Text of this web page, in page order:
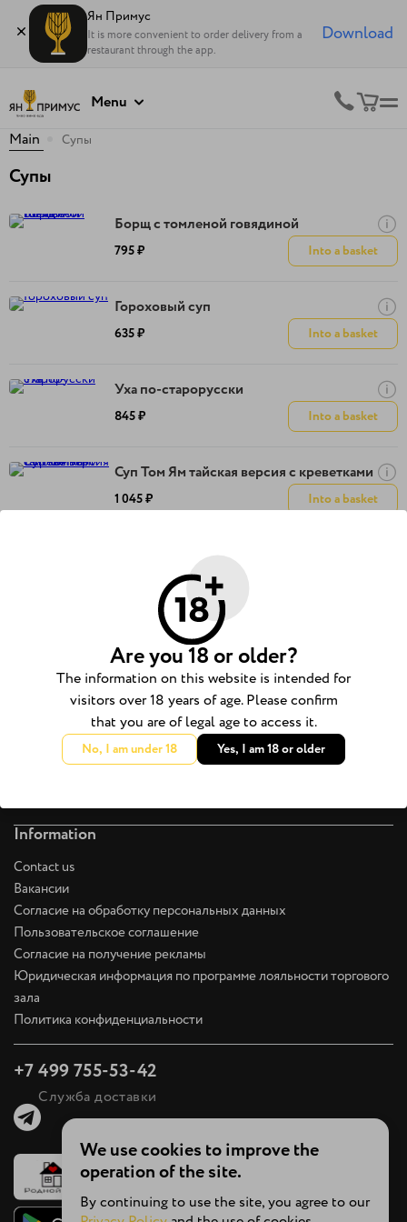
Ян Примус
It is more convenient to order delivery from a
restaurant through the app.
Download
Menu
Main
Супы
Супы
Борщ с томленой говядиной
795 ₽ Into a basket
Гороховый суп
635 ₽ Into a basket
Уха по-старорусски
845 ₽ Into a basket
Суп Том Ям тайская версия с креветками
1 045 ₽ Into a basket
Суп Том Ям с морепродуктами,
тихоокеанская версия с гребешком
About us
Terms of delivery
Information
Contact us
Вакансии
Согласие на обработку персональных данных
Пользовательское соглашение
Согласие на получение рекламы
Юридическая информация по программе лояльности торгового
зала
Политика конфиденциальности
+7 499 755-53-42
Служба доставки
We use cookies to improve the
operation of the site.
By continuing to use the site, you agree to our
Are you 18 or older?
The information on this website is intended for
visitors over 18 years of age. Please confirm
that you are of legal age to access it.
No, I am under 18 Yes, I am 18 or older